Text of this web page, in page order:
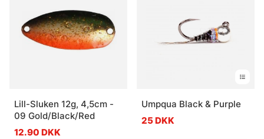
Lill-Sluken 12g, 4,5cm -
09 Gold/Black/Red
12.90 DKK
Umpqua Black & Purple
25 DKK